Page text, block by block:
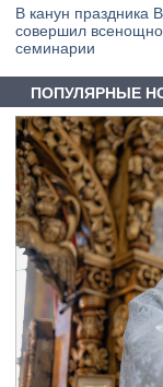
В канун праздника
совершил
семинарии
ПОПУЛЯРНЫЕ